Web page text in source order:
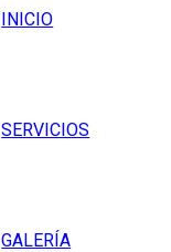
INICIO
SERVICIOS
GALERÍA